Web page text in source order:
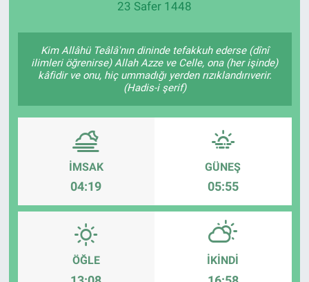
23 Safer 1448
Kim Allâhü Teâlâ'nın dininde tefakkuh ederse (dînî
ilimleri öğrenirse) Allah Azze ve Celle, ona (her işinde)
kâfidir ve onu, hiç ummadığı yerden rızıklandırıverir.
(Hadis-i şerif)
İMSAK
04:19
GÜNEŞ
05:55
ÖĞLE İKINDI
SAĞLIK
EĞİTİM
ASAYİŞ
MAGAZİN
KÜLTÜR-SANAT
ÇEVRE